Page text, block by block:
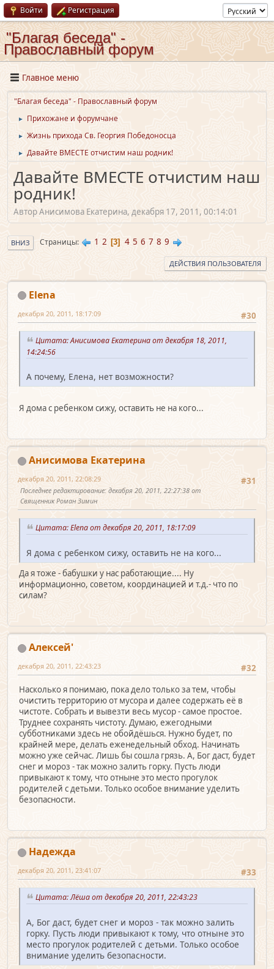
Войти Регистрация
"Благая беседа" -
Православный форум
Главное меню
"Благая беседа" - Православный форум
► Прихожане и форумчане
► Жизнь прихода Св. Георгия Победоносца
► Давайте ВМЕСТЕ отчистим наш родник!
Давайте ВМЕСТЕ отчистим наш
родник!
Автор Анисимова Екатерина, декабря 17, 2011, 00:14:01
ВНИЗ Страницы 1 2 3 4 5 6 7 8 9
ДЕЙСТВИЯ ПОЛЬЗОВАТЕЛЯ
Elena
#30
декабря 20, 2011, 18:17:09
Цитата: Анисимова Екатерина от декабря 18, 2011,
14:24:56
А почему, Елена, нет возможности?
Я дома с ребенком сижу, оставить не на кого...
Анисимова Екатерина
#31
декабря 20, 2011, 22:08:29
Последнее редактирование: декабря 20, 2011, 22:27:38 от
Священник Роман Зимин
Цитата: Elena от декабря 20, 2011, 18:17:09
Я дома с ребенком сижу, оставить не на кого...
Да я тоже - бабушки у нас работающие.... Ну
информационно, советом, координацией и т.д.- что по
силам?
Алексей'
#32
декабря 20, 2011, 22:43:23
Насколько я понимаю, пока дело только за тем, чтобы
очистить территорию от мусора и далее содержать её в
чистоте. Собрать и вывезти весь мусор - самое простое.
Труднее сохранять чистоту. Думаю, ежегодными
субботниками здесь не обойдёшься. Нужно будет, по
крайней мере, делать еженедельный обход. Начинать
можно уже сейчас. Лишь бы сошла грязь. А, Бог даст, будет
снег и мороз - так можно залить горку. Пусть люди
привыкают к тому, что отныне это место прогулок
родителей с детьми. Только особое внимание уделить
безопасности.
Надежда
#33
декабря 20, 2011, 23:41:07
Цитата: Лёша от декабря 20, 2011, 22:43:23
А, Бог даст, будет снег и мороз - так можно залить
горку. Пусть люди привыкают к тому, что отныне это
место прогулок родителей с детьми. Только особое
внимание уделить безопасности.